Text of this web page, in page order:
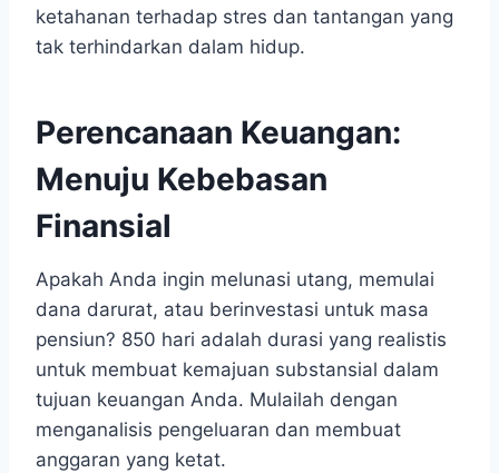
ketahanan terhadap stres dan tantangan yang
tak terhindarkan dalam hidup.
Perencanaan Keuangan:
Menuju Kebebasan
Finansial
Apakah Anda ingin melunasi utang, memulai
dana darurat, atau berinvestasi untuk masa
pensiun? 850 hari adalah durasi yang realistis
untuk membuat kemajuan substansial dalam
tujuan keuangan Anda. Mulailah dengan
menganalisis pengeluaran dan membuat
anggaran yang ketat.